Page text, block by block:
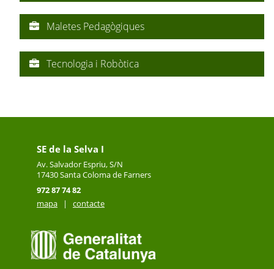
Maletes Pedagògiques
Tecnologia i Robòtica
SE de la Selva I
Av. Salvador Espriu, S/N
17430Santa Coloma de Farners
972 87 74 82
mapa
| contacte